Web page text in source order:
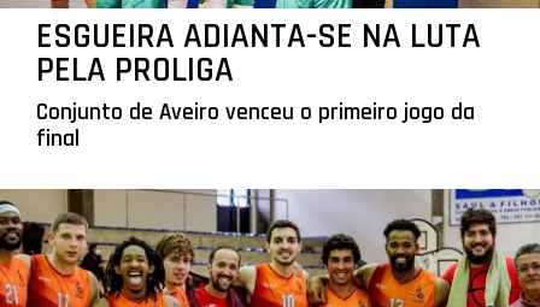
ESGUEIRA ADIANTA-SE NA LUTA
PELA PROLIGA
Conjunto de Aveiro venceu o primeiro jogo da
final